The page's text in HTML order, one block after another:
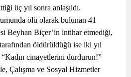
üç yıl sonra anlaşıldı.
ölü olarak bulunan 41
Beyhan Biçer’in intihar etmediği,
öldürüldüğü ise iki yıl
“Kadın cinayetlerini durdurun!”
Çalışma ve Sosyal Hizmetler